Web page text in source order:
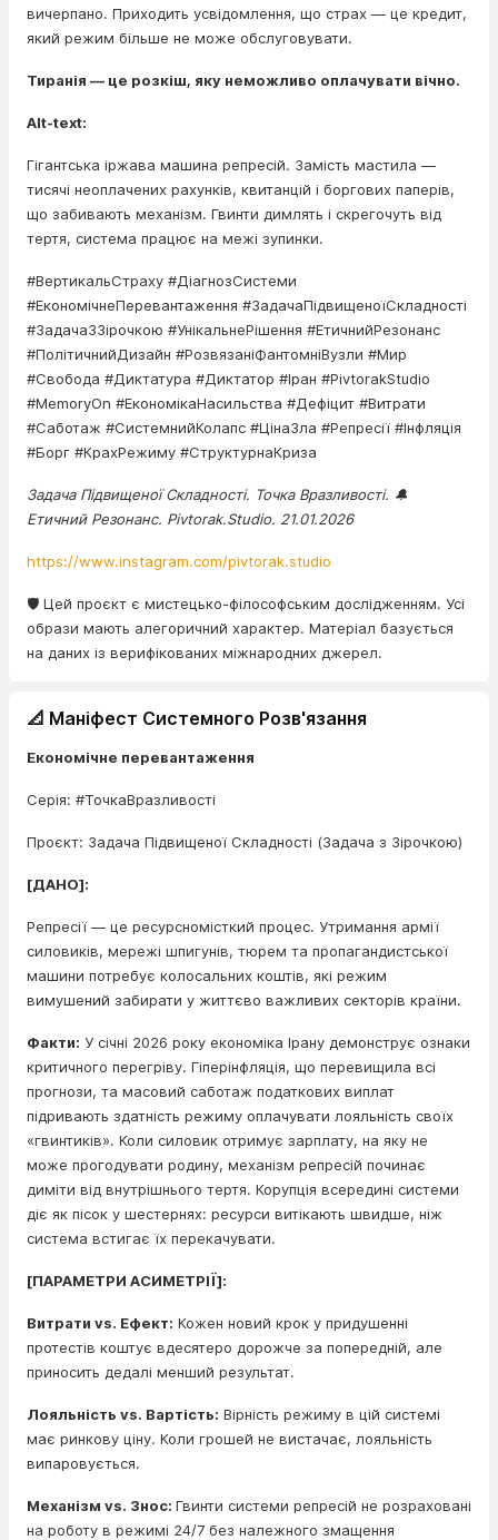
вичерпано. Приходить усвідомлення, що страх — це кредит,
який режим більше не може обслуговувати.
Тиранія — це розкіш, яку неможливо оплачувати вічно.
Alt-text:
Гігантська іржава машина репресій. Замість мастила —
тисячі неоплачених рахунків, квитанцій і боргових паперів,
що забивають механізм. Гвинти димлять і скрегочуть від
тертя, система працює на межі зупинки.
#ВертикальСтраху #ДіагнозСистеми
#ЕкономічнеПеревантаження #ЗадачаПідвищеноїСкладності
#ЗадачаЗЗірочкою #УнікальнеРішення #ЕтичнийРезонанс
#ПолітичнийДизайн #РозвязаніФантомніВузли #Мир
#Свобода #Диктатура #Диктатор #Іран #PivtorakStudio
#MemoryOn #ЕкономікаНасильства #Дефіцит #Витрати
#Саботаж #СистемнийКолапс #ЦінаЗла #Репресії #Інфляція
#Борг #КрахРежиму #СтруктурнаКриза
Задача Підвищеної Складності. Точка Вразливості. 🔔
Етичний Резонанс. Pivtorak.Studio. 21.01.2026
https://www.instagram.com/pivtorak.studio
🛡️ Цей проєкт є мистецько-філософським дослідженням. Усі
образи мають алегоричний характер. Матеріал базується
на даних із верифікованих міжнародних джерел.
📐 Маніфест Системного Розв'язання
Економічне перевантаження
Серія: #ТочкаВразливості
Проєкт: Задача Підвищеної Складності (Задача з Зірочкою)
[ДАНО]:
Репресії — це ресурсномісткий процес. Утримання армії
силовиків, мережі шпигунів, тюрем та пропагандистської
машини потребує колосальних коштів, які режим
вимушений забирати у життєво важливих секторів країни.
Факти: У січні 2026 року економіка Ірану демонструє ознаки
критичного перегріву. Гіперінфляція, що перевищила всі
прогнози, та масовий саботаж податкових виплат
підривають здатність режиму оплачувати лояльність своїх
«гвинтиків». Коли силовик отримує зарплату, на яку не
може прогодувати родину, механізм репресій починає
диміти від внутрішнього тертя. Корупція всередині системи
діє як пісок у шестернях: ресурси витікають швидше, ніж
система встигає їх перекачувати.
[ПАРАМЕТРИ АСИМЕТРІЇ]:
Витрати vs. Ефект: Кожен новий крок у придушенні
протестів коштує вдесятеро дорожче за попередній, але
приносить дедалі менший результат.
Лояльність vs. Вартість: Вірність режиму в цій системі
має ринкову ціну. Коли грошей не вистачає, лояльність
випаровується.
Механізм vs. Знос: Гвинти системи репресій не розраховані
на роботу в режимі 24/7 без належного змащення